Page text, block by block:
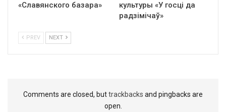
«Славянского базара»
культуры «У госці да
радзімічаў»
PREV NEXT
Comments are closed, buttrackbacks and pingbacks are
open.